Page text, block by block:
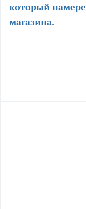
который
магазина.